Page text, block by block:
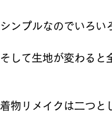
シンプルなのでいろい
そして生地が変わると
着物リメイクは二つと